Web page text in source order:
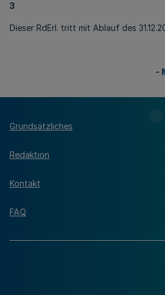
3
Dieser RdErl. tritt mit Ablauf des
-
Grundsätzliches
Redaktion
Kontakt
FAQ